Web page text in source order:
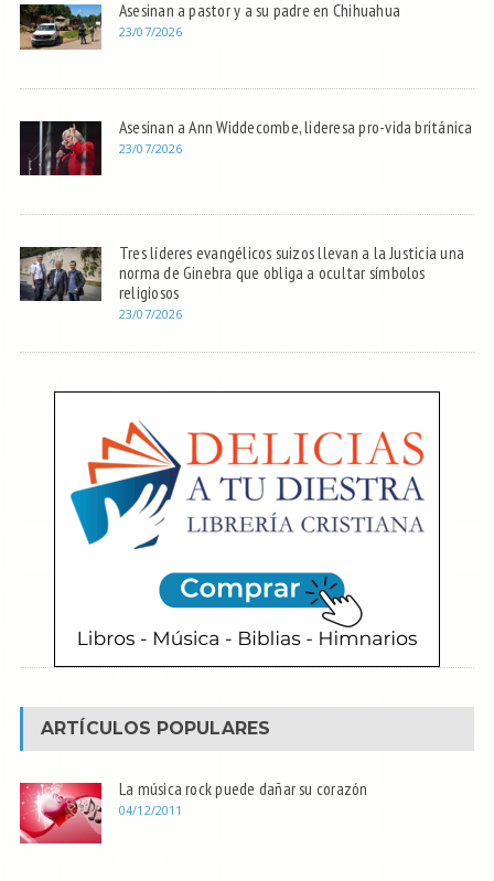
Asesinan a pastor y a su padre en Chihuahua
23/07/2026
Asesinan a Ann Widdecombe, lideresa pro-vida británica
23/07/2026
Tres líderes evangélicos suizos llevan a la Justicia una
norma de Ginebra que obliga a ocultar símbolos
religiosos
23/07/2026
ARTÍCULOS POPULARES
La música rock puede dañar su corazón
04/12/2011